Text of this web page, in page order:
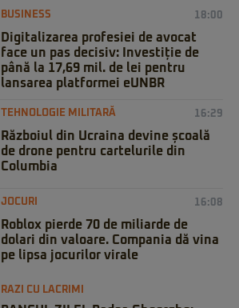
BUSINESS 18:00
Digitalizarea profesiei de avocat
face un pas decisiv: Investiție de
până la 17,69 mil. de lei pentru
lansarea platformei eUNBR
TEHNOLOGIE MILITARĂ 16:29
Războiul din Ucraina devine școală
de drone pentru cartelurile din
Columbia
JOCURI 16:08
Roblox pierde 70 de miliarde de
dolari din valoare. Compania dă vina
pe lipsa jocurilor virale
RAZI CU LACRIMI